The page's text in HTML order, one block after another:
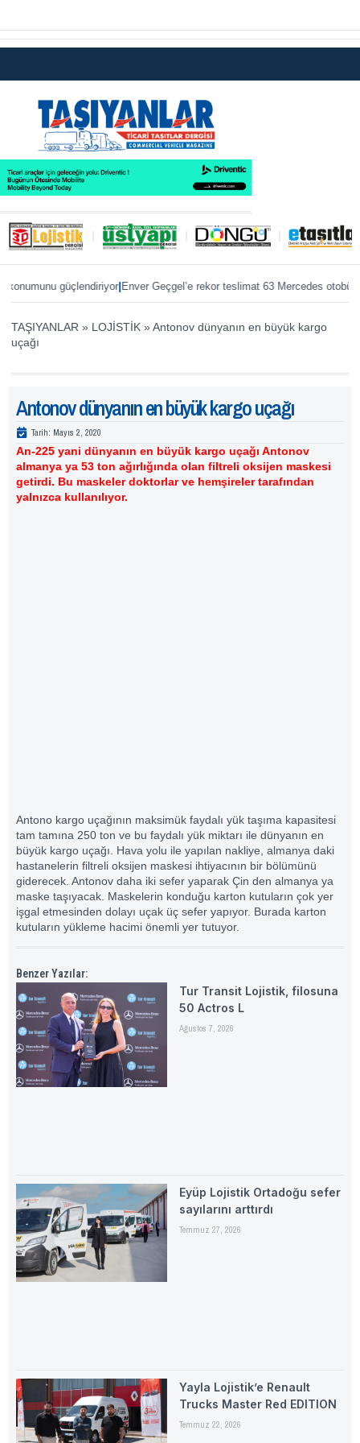
güçlendiriyor|Enver Geçgel’e rekor teslimat 63 Mercedes otobüs|
TAŞIYANLAR » LOJİSTİK »Antonov dünyanın en büyük kargo
uçağı
Antonov dünyanın en büyük kargo uçağı
Tarih: Mayıs 2, 2020
An-225 yani dünyanın en büyük kargo uçağı Antonov
almanya ya 53 ton ağırlığında olan filtreli oksijen maskesi
getirdi. Bu maskeler doktorlar ve hemşireler tarafından
yalnızca kullanılıyor.
Antono kargo uçağının maksimük faydalı yük taşıma kapasitesi
tam tamına 250 ton ve bu faydalı yük miktarı ile dünyanın en
büyük kargo uçağı. Hava yolu ile yapılan nakliye, almanya daki
hastanelerin filtreli oksijen maskesi ihtiyacının bir bölümünü
giderecek. Antonov daha iki sefer yaparak Çin den almanya ya
maske taşıyacak. Maskelerin konduğu karton kutuların çok yer
işgal etmesinden dolayı uçak üç sefer yapıyor. Burada karton
kutuların yükleme hacimi önemli yer tutuyor.
Benzer Yazılar:
Tur Transit Lojistik, filosuna
50 Actros L
Ağustos 7, 2026
Eyüp Lojistik Ortadoğu sefer
sayılarını arttırdı
Temmuz 27, 2026
Yayla Lojistik’e Renault
Trucks Master Red EDITION
Temmuz 22, 2026